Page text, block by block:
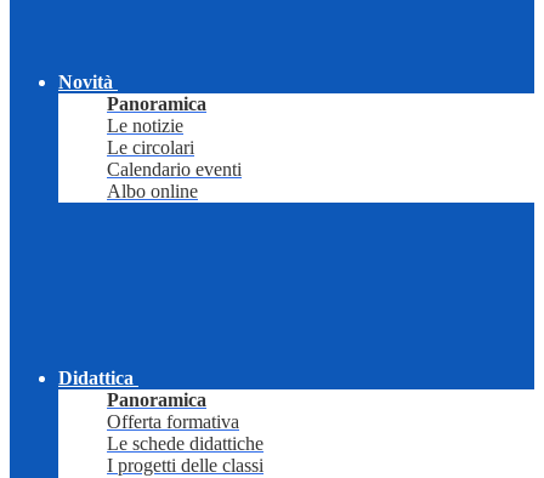
Novità
Panoramica
Le notizie
Le circolari
Calendario eventi
Albo online
Didattica
Panoramica
Offerta formativa
Le schede didattiche
I progetti delle classi